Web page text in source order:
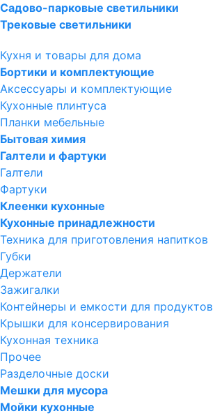
Садово-парковые светильники
Трековые светильники
Кухня и товары для дома
Бортики и комплектующие
Аксессуары и комплектующие
Кухонные плинтуса
Планки мебельные
Бытовая химия
Галтели и фартуки
Галтели
Фартуки
Клеенки кухонные
Кухонные принадлежности
Техника для приготовления напитков
Губки
Держатели
Зажигалки
Контейнеры и емкости для продуктов
Крышки для консервирования
Кухонная техника
Прочее
Разделочные доски
Мешки для мусора
Мойки кухонные